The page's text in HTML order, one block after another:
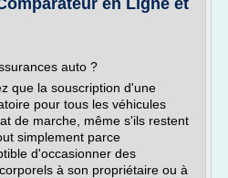
en Ligne et
auto ?
que la souscription d'une
pour tous les véhicules
de marche, même s'ils restent
simplement parce
d'occasionner des
à son propriétaire ou à